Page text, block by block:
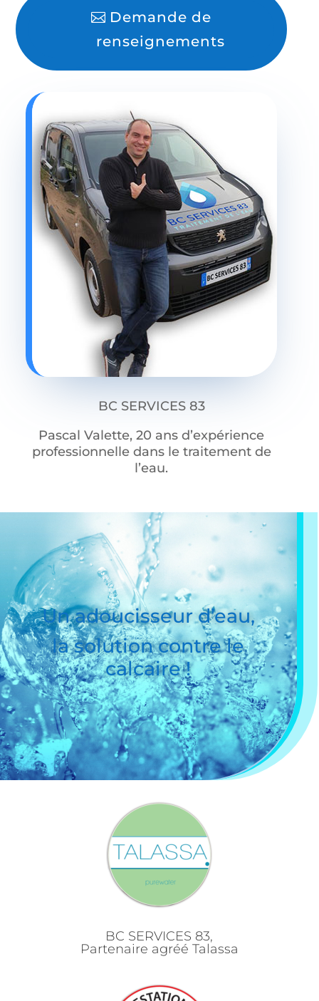
Demande de
renseignements
BC SERVICES 83
Pascal Valette, 20 ans d’expérience
professionnelle dans le traitement de
l’eau.
Un adoucisseur d’eau,
la solution contre le
calcaire !
BC SERVICES 83,
Partenaire agréé Talassa